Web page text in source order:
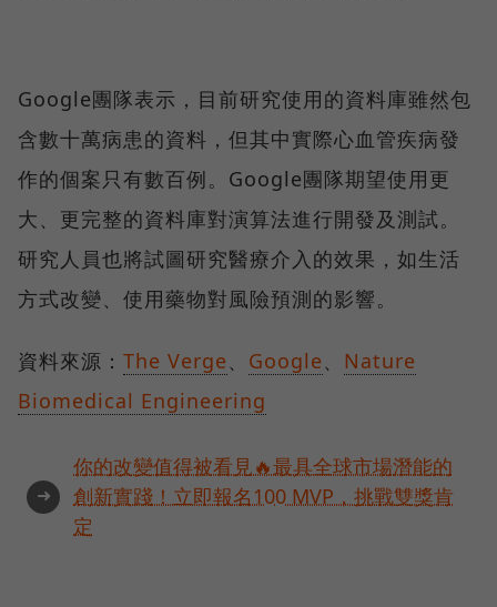
Google團隊表示，目前研究使用的資料庫雖然包
含數十萬病患的資料，但其中實際心血管疾病發
作的個案只有數百例。Google團隊期望使用更
大、更完整的資料庫對演算法進行開發及測試。
研究人員也將試圖研究醫療介入的效果，如生活
方式改變、使用藥物對風險預測的影響。
資料來源： The Verge、 Google、 Nature
Biomedical Engineering
➜
你的改變值得被看見🔥最具全球市場潛能的
創新實踐！立即報名100 MVP，挑戰雙獎肯
定